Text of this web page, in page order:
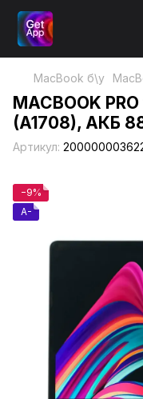
MacBook б\у
MACBOOK PRO
(A1708), АКБ
Артикул:
−9%
A-